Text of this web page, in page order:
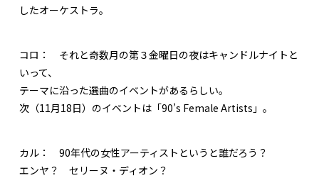
したオーケストラ。
コロ： それと奇数月の第３金曜日の夜はキャンドルナイトと
いって、
テーマに沿った選曲のイベントがあるらしい。
次（11月18日）のイベントは「90’s Female Artists」。
カル： 90年代の女性アーティストというと誰だろう？
エンヤ？ セリーヌ・ディオン？